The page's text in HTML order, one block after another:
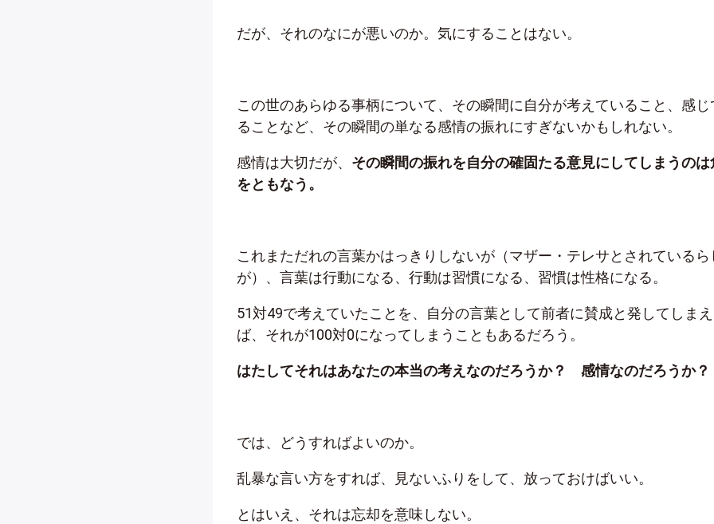
だが、それのなにが悪いのか。気にすることはない。
この世のあらゆる事柄について、その瞬間に自分が考えていること、感じ
ることなど、その瞬間の単なる感情の振れにすぎないかもしれない。
感情は大切だが、 その瞬間の振れを自分の確固たる意見にしてしまうのは
をともなう。
これまただれの言葉かはっきりしないが（マザー・テレサとされているら
が）、言葉は行動になる、行動は習慣になる、習慣は性格になる。
51対49で考えていたことを、自分の言葉として前者に賛成と発してしまえ
ば、それが100対0になってしまうこともあるだろう。
はたしてそれはあなたの本当の考えなのだろうか？ 感情なのだろうか？
では、どうすればよいのか。
乱暴な言い方をすれば、見ないふりをして、放っておけばいい。
とはいえ、それは忘却を意味しない。